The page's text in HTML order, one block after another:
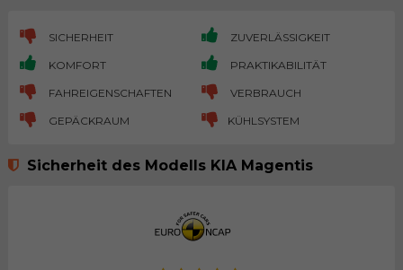
SICHERHEIT ZUVERLÄSSIGKEIT
KOMFORT PRAKTIKABILITÄT
FAHREIGENSCHAFTEN VERBRAUCH
GEPÄCKRAUM KÜHLSYSTEM
Sicherheit des Modells KIA Magentis